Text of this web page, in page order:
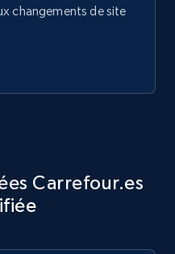
changements de site
Carrefour.es